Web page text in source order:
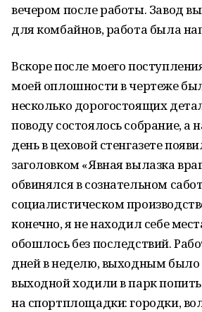
вечером после работы. Завод
для комбайнов, работа была
Вскоре после моего
моей оплошности в чертеже
несколько дорогостоящих
поводу состоялось собрание,
день в цеховой стенгазете
заголовком «Явная вылазка
обвинялся в сознательном
социалистическом
конечно, я не находил себе
обошлось без последствий.
дней в неделю, выходным было
выходной ходили в парк
на спортплощадки: городки,